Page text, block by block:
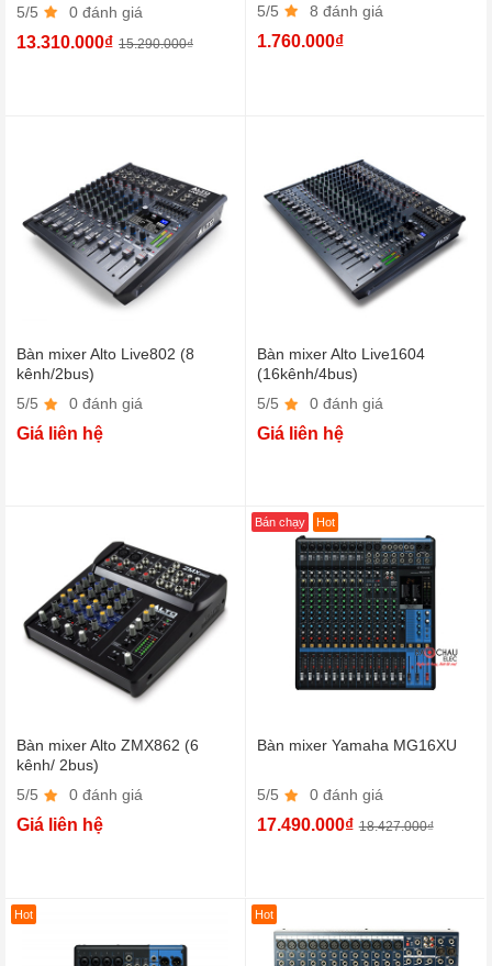
5/5 0 đánh giá
13.310.000₫ 15.290.000₫
5/5 8 đánh giá
1.760.000₫
Bàn mixer Alto Live802 (8
kênh/2bus)
5/5
0 đánh giá
Giá liên hệ
Bàn mixer Alto Live1604
(16kênh/4bus)
5/5
0 đánh giá
Giá liên hệ
Bàn mixer Alto ZMX862 (6
kênh/ 2bus)
5/5
0 đánh giá
Giá liên hệ
Bàn mixer Yamaha MG16XU
5/5 0 đánh giá
17.490.000₫ 18.427.000₫
Bán chạy Hot
Hot Hot